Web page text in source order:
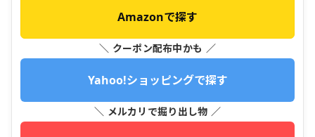
Amazonで探す
＼ クーポン配布中かも ／
Yahoo!ショッピングで探す
＼ メルカリで掘り出し物 ／